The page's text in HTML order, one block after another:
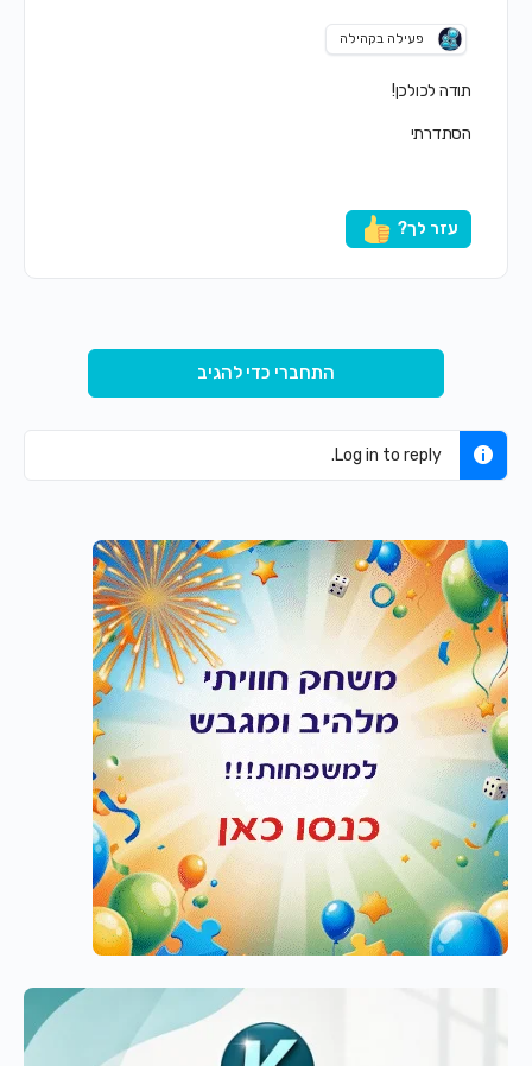
פעילה בקהילה
תודה לכולכן!
הסתדרתי
עזר לך?
התחברי כדי להגיב
Log in to reply.